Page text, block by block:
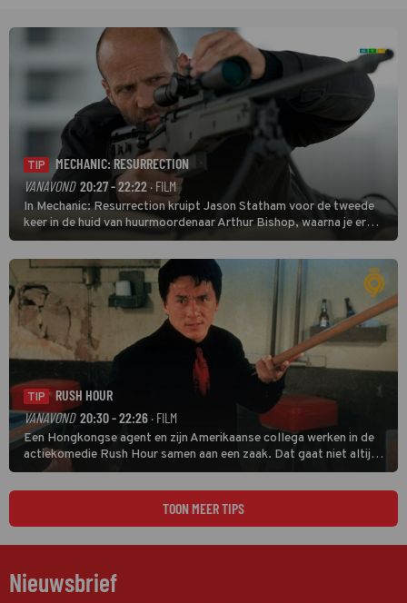
TIP
MECHANIC: RESURRECTION
VANAVOND 20:27 - 22:22· FILM
In Mechanic: Resurrection kruipt Jason Statham voor de tweede
keer in de huid van huurmoordenaar Arthur Bishop, waarna je er
donder op kunt zeggen dat er van Bishops geplande pensioen niet
veel terechtkomt.
TIP
RUSH HOUR
VANAVOND 20:30 - 22:26 · FILM
Een Hongkongse agent en zijn Amerikaanse collega werken in de
actiekomedie Rush Hour samen aan een zaak. Dat gaat niet altijd
van een leien dakje.
TOON MEER TIPS
Nieuwsbrief